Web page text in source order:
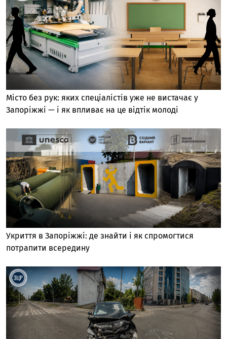
Місто без рук: яких спеціалістів уже не вистачає у
Запоріжжі — і як впливає на це відтік молоді
Укриття в Запоріжжі: де знайти і як спромогтися
потрапити всередину